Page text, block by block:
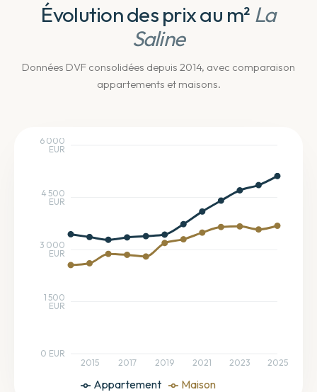
Évolution des prix au m² La
Saline
Données DVF consolidées depuis 2014, avec comparaison
appartements et maisons.
Appartement Maison
2015 2017 2019 2021 2023 2025
0 EUR
1 500
EUR
3 000
EUR
4 500
EUR
6 000
EUR